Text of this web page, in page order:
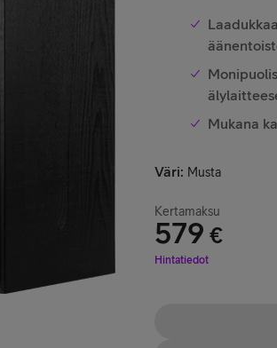
Mukana
Väri: Musta
Kertamaksu
579 €
Hinta 579 €
Hintatiedot